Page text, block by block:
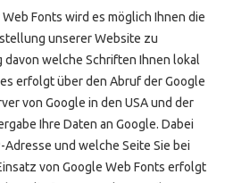
Fonts wird es möglich Ihnen die
unserer Website zu
davon welche Schriften Ihnen lokal
erfolgt über den Abruf der Google
von Google in den USA und der
Ihre Daten an Google. Dabei
Adresse und welche Seite Sie bei
von Google Web Fonts erfolgt